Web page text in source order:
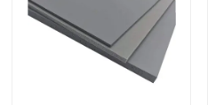
Sobre nosotros
Recorrido por la fábrica